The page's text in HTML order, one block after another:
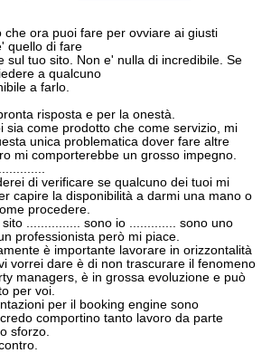
che ora puoi fare per ovviare ai giusti
quello di fare
sul tuo sito. Non e' nulla di incredibile. Se
a qualcuno
a farlo.
risposta e per la onestà.
sia come prodotto che come servizio, mi
unica problematica dover fare altre
mi comporterebbe un grosso impegno.
di verificare se qualcuno dei tuoi mi
capire la disponibilità a darmi una mano o
procedere.
sito ............... sono io ............. sono uno
professionista però mi piace.
è importante lavorare in orizzontalità
vorrei dare è di non trascurare il fenomeno
managers, è in grossa evoluzione e può
per voi.
per il booking engine sono
comportino tanto lavoro da parte
sforzo.